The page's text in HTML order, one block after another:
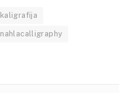
kaligrafija
nahlacalligraphy